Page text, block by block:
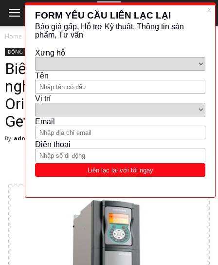
Home ĐỘNG CƠ - TRUYỀN ĐỘNG
ĐỘNG CƠ - TRUYỀN ĐỘNG
Biến tần ứng dụng cho công
nghiệp – ADV200 Field-
Oriented vector inverter –
Gefran Việt nam
By admin - March 1, 2024 10937
124284